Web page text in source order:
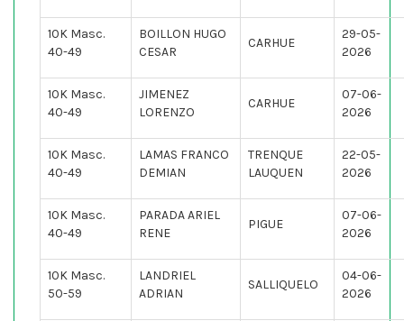
10K Masc.
40-49
BOILLON HUGO
CESAR
CARHUE
29-05-
2026
10K Masc.
40-49
JIMENEZ
LORENZO
CARHUE
07-06-
2026
10K Masc.
40-49
LAMAS FRANCO
DEMIAN
TRENQUE
LAUQUEN
22-05-
2026
10K Masc.
40-49
PARADA ARIEL
RENE
PIGUE
07-06-
2026
10K Masc.
50-59
LANDRIEL
ADRIAN
SALLIQUELO
04-06-
2026